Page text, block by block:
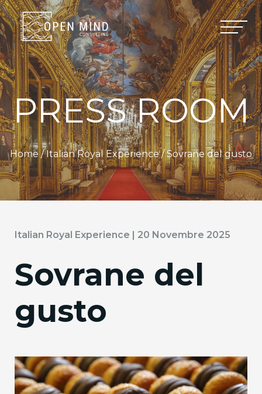
PRESS ROOM
Home /Italian Royal Experience/ Sovrane del gusto
Italian Royal Experience | 20 Novembre 2025
Sovrane del
gusto